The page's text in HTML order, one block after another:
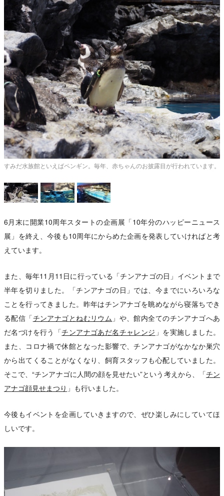
すみだ水族館といえばペンギン。毎年、赤ちゃんのお披露目が行われています。
6月末に開業10周年スタートの企画展「10年分のハッピーニュース
展」を終え、今後も10周年にからめた企画を発表していければと考
えています。
また、毎年11月11日に行っている「チンアナゴの日」イベントまで
半年を切りました。「チンアナゴの日」では、今までにいろいろな
ことを行ってきました。昨年はチンアナゴを眺めながら寝落ちでき
る配信「チンアナゴとねむリウム 」や、館内全てのチンアナゴへあ
だ名づけを行う「チンアナゴあだ名チャレンジ 」を実施しました。
また、コロナ禍で休館となった影響で、チンアナゴがなかなか巣穴
から出てくることがなくなり、飼育スタッフも心配していました。
そこで、“チンアナゴに人間の顔を見せたい”という考えから、「チン
アナゴ顔見せまつり 」も行いました。
今後もイベントを企画していきますので、ぜひ楽しみにしていてほ
しいです。